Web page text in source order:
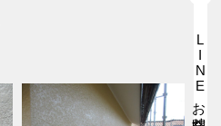
LINEお問合せ